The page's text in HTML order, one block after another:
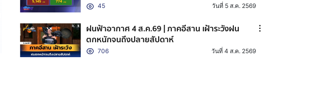
45 วันที่ 5 ส.ค. 2569
ฝนฟ้าอากาศ 4 ส.ค.69 | ภาคอีสาน เฝ้าระวังฝน
ตกหนักจนถึงปลายสัปดาห์
706 วันที่ 4 ส.ค. 2569